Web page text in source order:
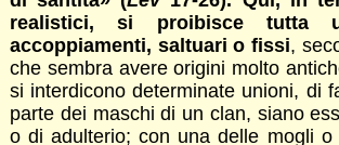
realistici, si proibisce tutta
accoppiamenti, saltuari o fissi,
che sembra avere origini molto
si interdicono determinate unioni, di
parte dei maschi di un clan, siano
o di adulterio; con una delle mogli